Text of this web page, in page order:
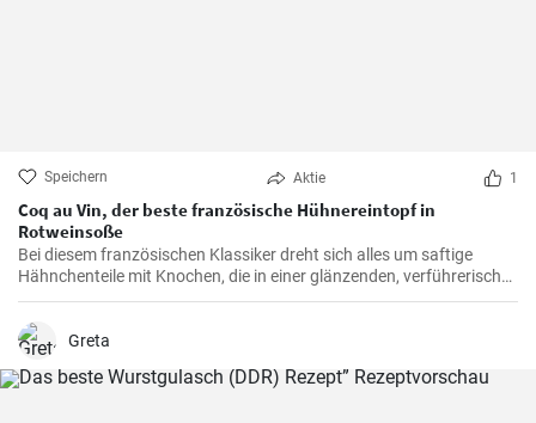
Speichern Aktie 1
Coq au Vin, der beste französische Hühnereintopf in
Rotweinsoße
Bei diesem französischen Klassiker dreht sich alles um saftige
Hähnchenteile mit Knochen, die in einer glänzenden, verführerisch
dunklen und reichhaltigen Rotweinsauce geschmort werden.
Greta